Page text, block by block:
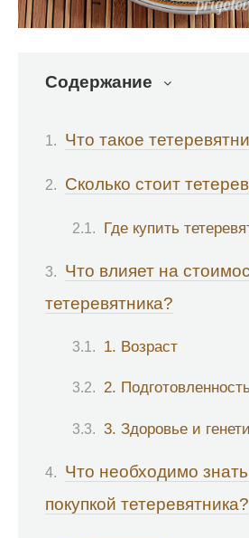
Содержание
Что такое
Сколько стоит
Где купить
Что влияет на
тетеревятника?
1. Возраст
2.
3. Здоровье и
Что необходимо
покупкой тетеревятника?